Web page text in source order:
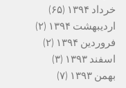
خرداد ۱۳۹۴
(۶۵)
اردیبهشت ۱۳۹۴
(۲)
فروردین ۱۳۹۴
(۲)
اسفند ۱۳۹۳
(۳)
بهمن ۱۳۹۳
(۷)